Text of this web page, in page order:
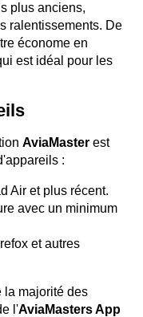
plus anciens,
ralentissements. De
économe en
est idéal pour les
AviaMaster est
:
Air et plus récent.
avec un minimum
et autres
la majorité des
l'AviaMasters App